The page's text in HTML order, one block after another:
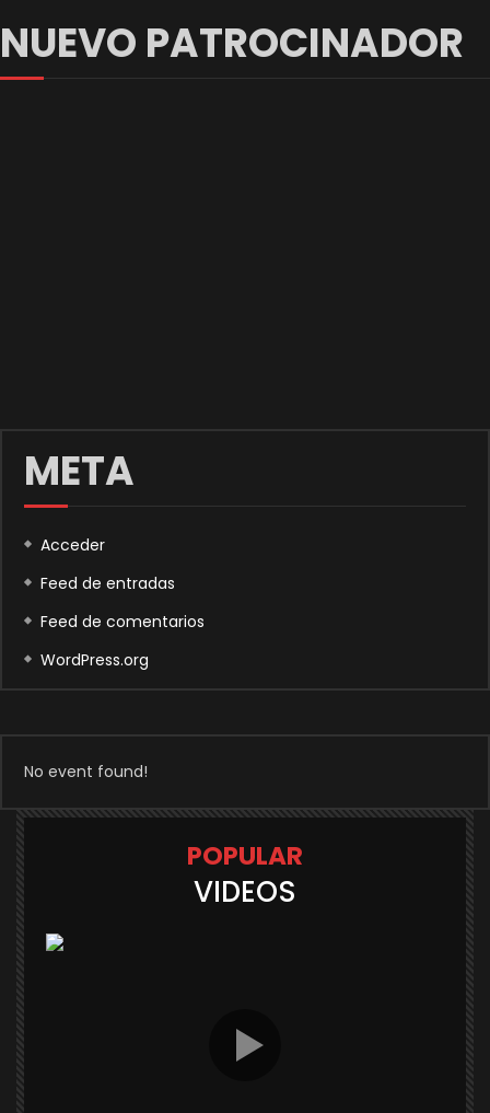
NUEVO PATROCINADOR
META
Acceder
Feed de entradas
Feed de comentarios
WordPress.org
No event found!
POPULAR
VIDEOS